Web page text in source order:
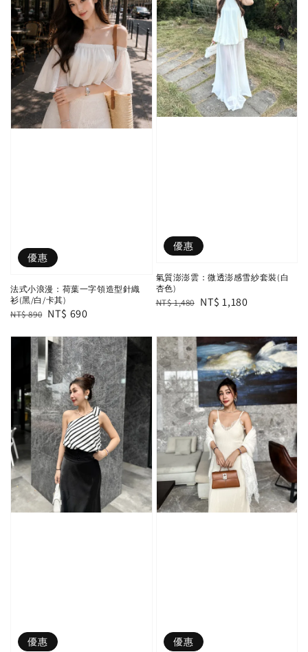
優惠
法式小浪漫：荷葉一字領造型針織
衫(黑/白/卡其)
Regular
NT$ 890 Sale
NT$ 690
優惠
氣質澎澎雲：微透澎感雪紗套裝(白
杏色)
Regular
NT$ 1,480 Sale
NT$ 1,180
優惠 優惠